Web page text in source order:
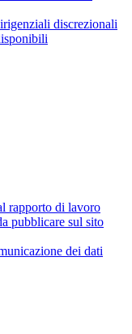
discrezionali
rapporto di lavoro
pubblicare sul sito
dei dati